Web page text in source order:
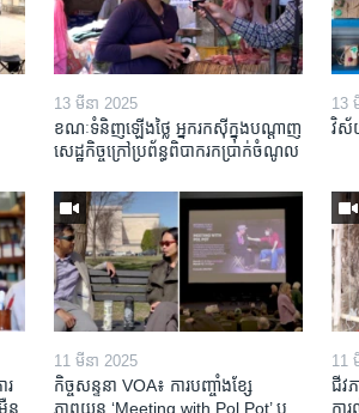
13 មីនា 2025
ខណៈទំនិញឡើងថ្លៃ អ្នករកស៊ីក្នុង​បណ្តាញ​
សេដ្ឋកិច្ចក្រៅ​ប្រព័ន្ធពិបាក​រក​ប្រាក់​ចំណូល
13
វិស័
រ​
ន​
11 មីនា 2025
កិច្ចសន្ទនា VOA៖ ការ​បញ្ចាំង​ខ្សែ
ភាពយន្ត ‘Meeting with Pol Pot’ ឬ
11
ជីវ
កា